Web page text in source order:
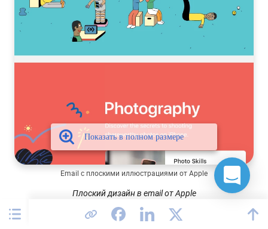
Email с плоскими иллюстрациями от Apple
Плоский дизайн в email от Apple
В остальном же дизайн email 2020 стремится к большей